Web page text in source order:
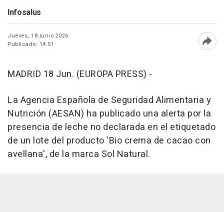
Infosalus
Jueves, 18 junio 2026
Publicado: 14:51
MADRID 18 Jun. (EUROPA PRESS) -
La Agencia Española de Seguridad Alimentaria y
Nutrición (AESAN) ha publicado una alerta por la
presencia de leche no declarada en el etiquetado
de un lote del producto 'Bio crema de cacao con
avellana', de la marca Sol Natural.